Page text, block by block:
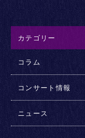
カテゴリー
コラム
コンサート情報
ニュース